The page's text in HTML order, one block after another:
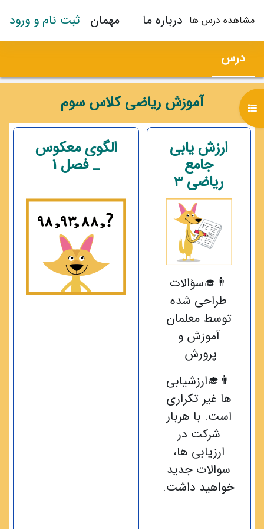
مشاهده درس ها درباره ما مهمان ثبت نام و ورود
درس
آموزش ریاضی کلاس سومباز کردن فهرست درس
طرح موضوعی
ارزش یابی
جامع
ریاضی 3
👨‍🎓سؤالات
طراحی شده
توسط معلمان
آموزش و
پرورش
👨‍🎓ارزشیابی
ها غیر تکراری
است. با هربار
شرکت در
ارزیابی ها،
سوالات جدید
خواهید داشت.
الگوی معکوس
_ فصل 1